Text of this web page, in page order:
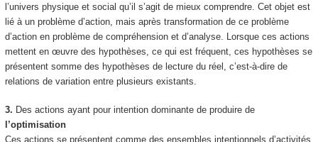
l’univers physique et social qu’il s’agit de mieux comprendre. Cet objet est
lié à un problème d’action, mais après transformation de ce problème
d’action en problème de compréhension et d’analyse. Lorsque ces actions
mettent en œuvre des hypothèses, ce qui est fréquent, ces hypothèses se
présentent somme des hypothèses de lecture du réel
, c’est-à-dire de
relations de variation entre plusieurs existants.
3. Des actions ayant pour intention dominante de produire de
l’optimisation
Ces actions se présentent comme des ensembles intentionnels d’activités